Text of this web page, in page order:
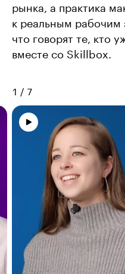
рынка, а практика
к реальным рабочим
что говорят те, кто
вместе со Skillbox.
1 / 7